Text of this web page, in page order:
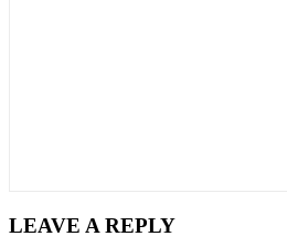
LEAVE A REPLY